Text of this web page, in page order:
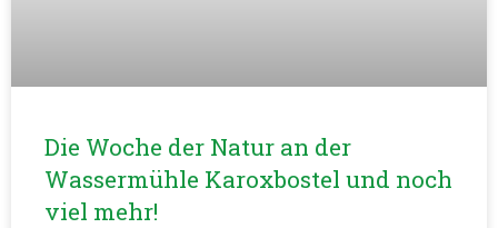
Die Woche der Natur an der
Wassermühle Karoxbostel und noch
viel mehr!